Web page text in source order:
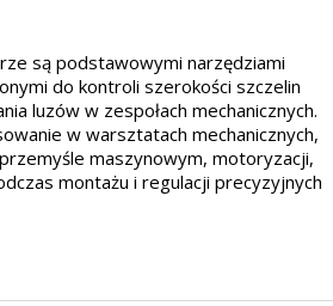
są podstawowymi narzędziami
do kontroli szerokości szczelin
luzów w zespołach mechanicznych.
w warsztatach mechanicznych,
maszynowym, motoryzacji,
montażu i regulacji precyzyjnych